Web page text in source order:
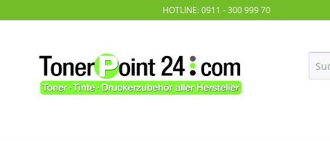
HOTLINE: 0911 - 300 999 70